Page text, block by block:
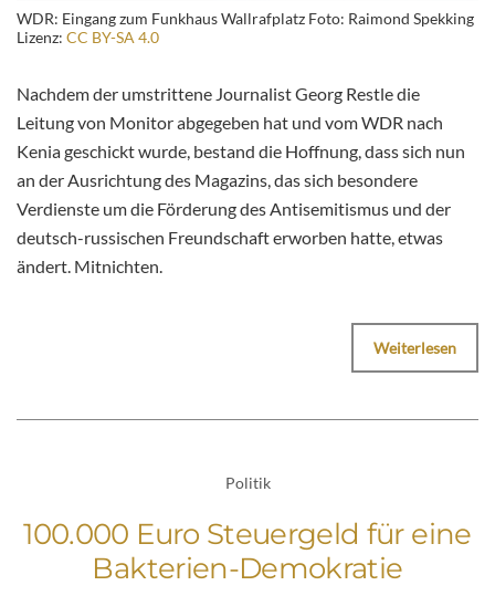
WDR: Eingang zum Funkhaus Wallrafplatz Foto: Raimond Spekking
Lizenz: CC BY-SA 4.0
Nachdem der umstrittene Journalist Georg Restle die
Leitung von Monitor abgegeben hat und vom WDR nach
Kenia geschickt wurde, bestand die Hoffnung, dass sich nun
an der Ausrichtung des Magazins, das sich besondere
Verdienste um die Förderung des Antisemitismus und der
deutsch-russischen Freundschaft erworben hatte, etwas
ändert. Mitnichten.
Weiterlesen
Politik
100.000 Euro Steuergeld für eine
Bakterien-Demokratie